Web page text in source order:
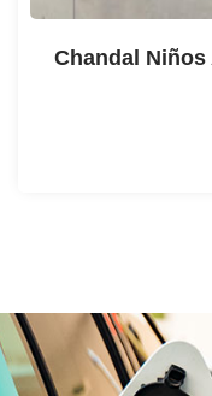
Chandal Niños